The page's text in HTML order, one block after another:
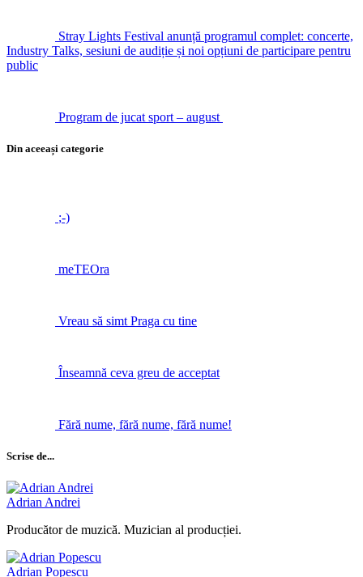
Stray Lights Festival anunță programul complet: concerte,
Industry Talks, sesiuni de audiție și noi opțiuni de participare pentru
public
Program de jucat sport – august
Din aceeași categorie
;-)
meTEOra
Vreau să simt Praga cu tine
Înseamnă ceva greu de acceptat
Fără nume, fără nume, fără nume!
Scrise de...
Adrian Andrei
Producător de muzică. Muzician al producției.
Adrian Popescu